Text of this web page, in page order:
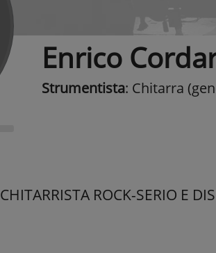
Enrico
Strumentista: Chitarra
CHITARRISTA ROCK-SERIO E